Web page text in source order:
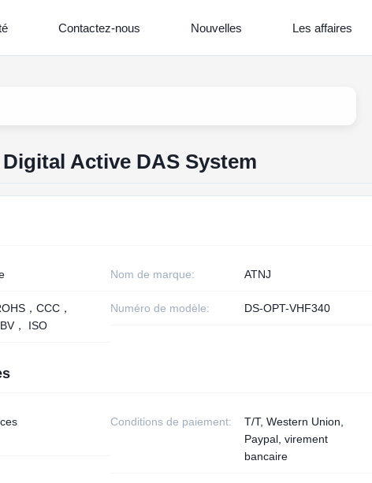
Contactez-nous Nouvelles Les affaires
Digital Active DAS System
Nom de marque: ATNJ
，CCC，
， ISO
Numéro de modèle: DS-OPT-VHF340
Conditions de paiement:
T/T, Western Union,
Paypal, virement
bancaire